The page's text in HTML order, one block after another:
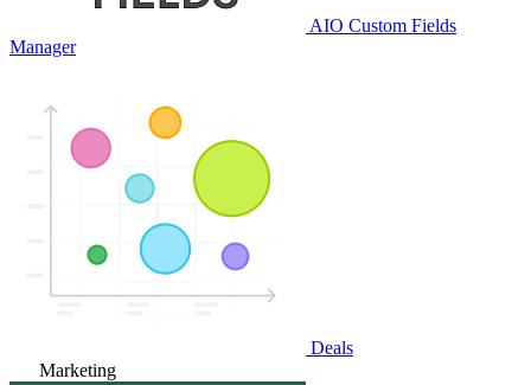
AIO Custom Fields
Manager
Deals
Marketing